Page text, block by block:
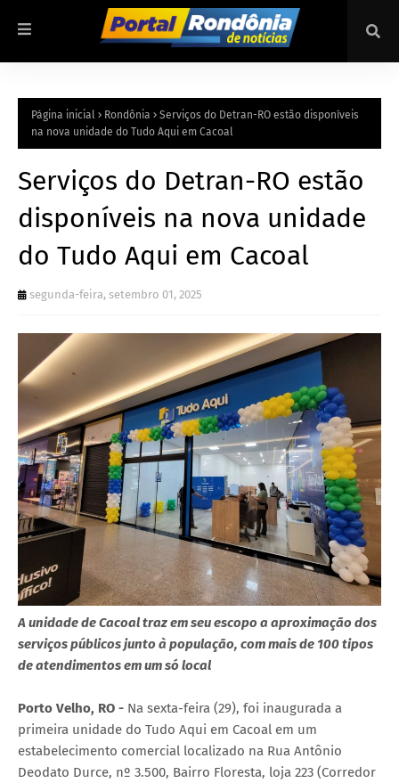
Página inicial Rondônia
Serviços do Detran-RO estão disponíveis
na nova unidade do Tudo Aqui em Cacoal
Serviços do Detran-RO estão
disponíveis na nova unidade
do Tudo Aqui em Cacoal
segunda-feira, setembro 01, 2025
A unidade de Cacoal traz em seu escopo a aproximação dos
serviços públicos junto à população, com mais de 100 tipos
de atendimentos em um só local
Porto Velho, RO - Na sexta-feira (29), foi inaugurada a
primeira unidade do Tudo Aqui em Cacoal em um
estabelecimento comercial localizado na Rua Antônio
Deodato Durce, nº 3.500, Bairro Floresta, loja 223 (Corredor